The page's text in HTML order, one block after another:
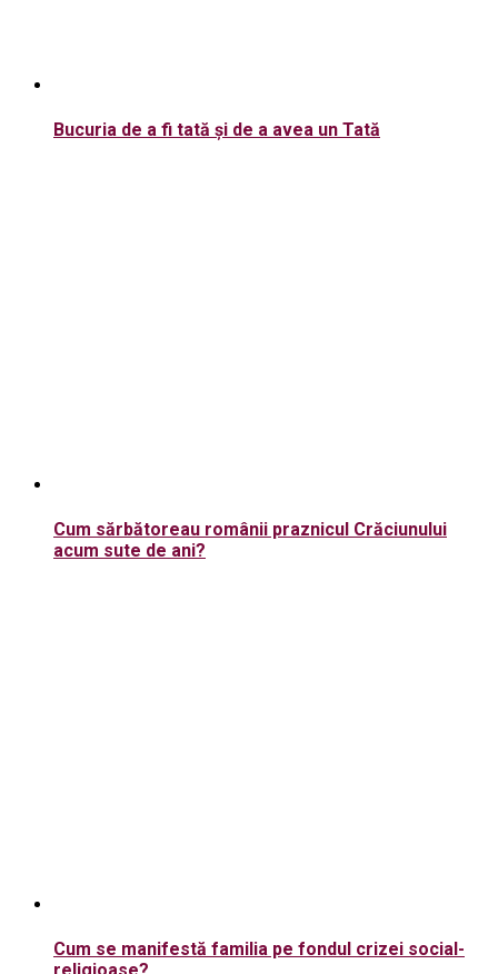
Bucuria de a fi tată şi de a avea un Tată
Cum sărbătoreau românii praznicul Crăciunului
acum sute de ani?
Cum se manifestă familia pe fondul crizei social-